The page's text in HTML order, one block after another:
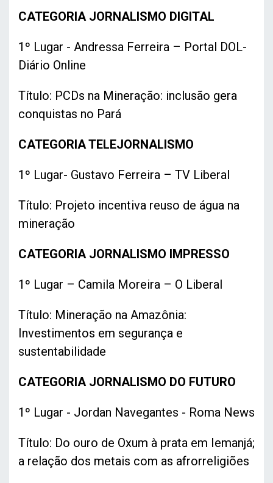
CATEGORIA JORNALISMO DIGITAL
1º Lugar - Andressa Ferreira – Portal DOL-
Diário Online
Título: PCDs na Mineração: inclusão gera
conquistas no Pará
CATEGORIA TELEJORNALISMO
1º Lugar- Gustavo Ferreira – TV Liberal
Título: Projeto incentiva reuso de água na
mineração
CATEGORIA JORNALISMO IMPRESSO
1º Lugar – Camila Moreira – O Liberal
Título: Mineração na Amazônia:
Investimentos em segurança e
sustentabilidade
CATEGORIA JORNALISMO DO FUTURO
1º Lugar - Jordan Navegantes - Roma News
Título: Do ouro de Oxum à prata em Iemanjá;
a relação dos metais com as afrorreligiões